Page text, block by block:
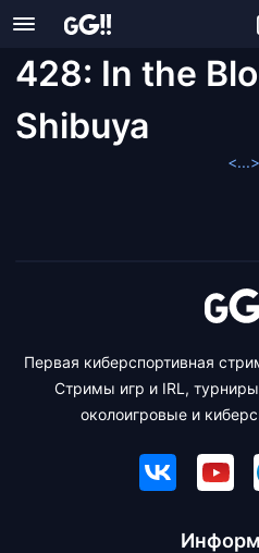
428: In the
Shibuya
<...>
Первая киберспортивная
Стримы игр и IRL,
околоигровые и